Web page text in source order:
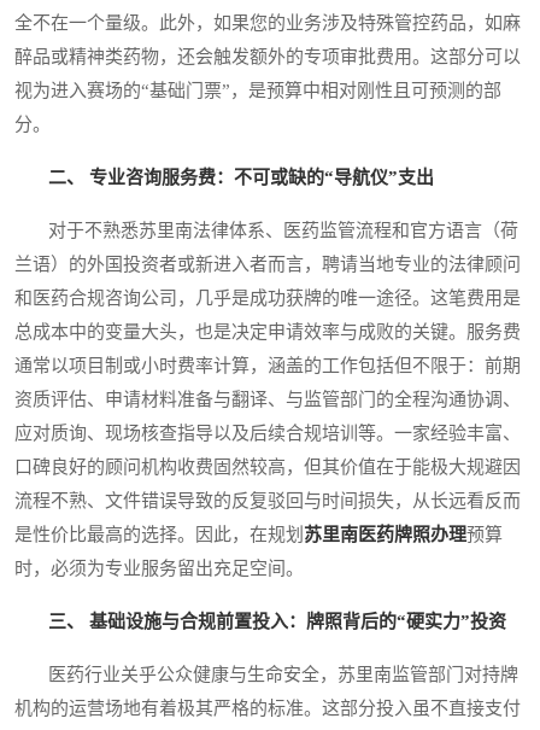
全不在一个量级。此外，如果您的业务涉及特殊管控药品，如麻
醉品或精神类药物，还会触发额外的专项审批费用。这部分可以
视为进入赛场的“基础门票”，是预算中相对刚性且可预测的部
分。
二、 专业咨询服务费：不可或缺的“导航仪”支出
对于不熟悉苏里南法律体系、医药监管流程和官方语言（荷
兰语）的外国投资者或新进入者而言，聘请当地专业的法律顾问
和医药合规咨询公司，几乎是成功获牌的唯一途径。这笔费用是
总成本中的变量大头，也是决定申请效率与成败的关键。服务费
通常以项目制或小时费率计算，涵盖的工作包括但不限于：前期
资质评估、申请材料准备与翻译、与监管部门的全程沟通协调、
应对质询、现场核查指导以及后续合规培训等。一家经验丰富、
口碑良好的顾问机构收费固然较高，但其价值在于能极大规避因
流程不熟、文件错误导致的反复驳回与时间损失，从长远看反而
是性价比最高的选择。因此，在规划 苏里南医药牌照办理预算
时，必须为专业服务留出充足空间。
三、 基础设施与合规前置投入：牌照背后的“硬实力”投资
医药行业关乎公众健康与生命安全，苏里南监管部门对持牌
机构的运营场地有着极其严格的标准。这部分投入虽不直接支付